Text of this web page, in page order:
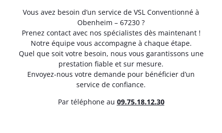
Vous avez besoin d’un service de VSL Conventionné à
Obenheim – 67230 ?
Prenez contact avec nos spécialistes dès maintenant !
Notre équipe vous accompagne à chaque étape.
Quel que soit votre besoin, nous vous garantissons une
prestation fiable et sur mesure.
Envoyez-nous votre demande pour bénéficier d’un
service de confiance.
Par téléphone au 09.75.18.12.30